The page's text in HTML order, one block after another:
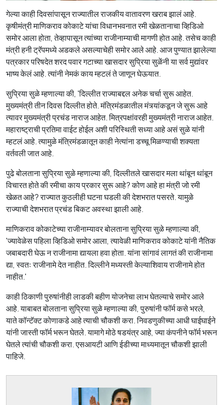
गेल्या काही दिवसांपासून राज्यातील राजकीय वातावरण खराब झालं आहे.
कृषीमंत्री माणिकराव कोकाटे यांचा विधानभवनात रमी खेळतानाचा व्हिडिओ
समोर आला होता, तेव्हापासून त्यांच्या राजीनाम्याची मागणी होत आहे. तसेच काही
मंत्री हनी ट्रॅपमध्ये अडकले असल्याचेही समोर आले आहे. आज पुण्यात झालेल्या
पत्रकार परिषदेत शरद पवार गटाच्या खासदार सुप्रिया सुळेंनी या सर्व मुद्यांवर
भाष्य केलं आहे. त्यांनी नेमकं काय म्हटलं ते जाणून घेऊयात.
सुप्रिया सुळे म्हणाल्या की, 'दिल्लीत राज्याबद्दल अनेक चर्चा सुरू आहेत.
मुख्यमंत्री तीन दिवस दिल्लीत होते. मंत्रिमंडळातील मंत्र्यांकडून जे सुरू आहे
त्यावर मुख्यमंत्री प्रचंड नाराज आहेत. मित्रपक्षांवरही मुख्यमंत्री नाराज आहेत.
महाराष्ट्राची प्रतिमा वाईट होईल अशी परिस्थिती सध्या आहे असं सुळे यांनी
म्हटलं आहे. त्यामुळे मंत्रिमंडळातून काही नेत्यांना डच्चू मिळण्याची शक्यता
वर्तवली जात आहे.
पुढे बोलताना सुप्रिया सुळे म्हणाल्या की, दिल्लीतले खासदार मला थांबून थांबून
विचारत होते की रमीचा काय प्रकार सुरू आहे? कोण आहे हा मंत्री जो रमी
खेळत आहे? राज्यात कुठलीही घटना घडली की देशभरात पसरते. यामुळे
राज्याची देशभरात प्रचंड बिकट अवस्था झाली आहे.
माणिकराव कोकाटेच्या राजीनाम्यावर बोलताना सुप्रिया सुळे म्हणाल्या की,
'ज्यावेळेस पहिला व्हिडिओ समोर आला, त्यावेळी माणिकराव कोकाटे यांनी नैतिक
जबाबदारी घेऊ न राजीनामा द्यायला हवा होता. यांना सांगावं लागतं की राजीनामा
द्या, स्वतः राजीनामे देत नाहीत. दिल्लीने मध्यस्ती केल्याशिवाय राजीनामे होत
नाहीत.'
काही ठिकाणी पुरुषांनीही लाडकी बहीण योजनेचा लाभ घेतल्याचे समोर आले
आहे. याबाबत बोलताना सुप्रिया सुळे म्हणाल्या की, पुरुषांनी फॉर्म कसे भरले,
याते कॉन्टॅक्ट कोणाकडे आहे त्याची चौकशी करा. निवडणुकीच्या आधी घाईघाईने
यांनी जास्ती फॉर्म भरून घेतले. यामागे मोठे षडयंत्र आहे, ज्या कंपनीने फॉर्म भरून
घेतले त्यांची चौकशी करा. एसआयटी आणि ईडीच्या माध्यमातून चौकशी झाली
पाहिजे.